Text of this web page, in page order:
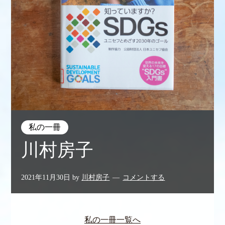
私の一冊
川村房子
2021年11月30日 by 川村房子 コメントする
私の一冊一覧へ